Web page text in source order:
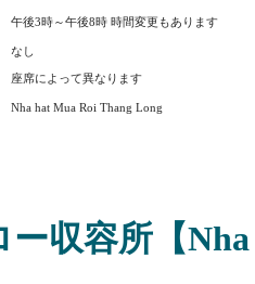
午後3時～午後8時 時間変更もあります
なし
座席によって異なります
Nha hat Mua Roi Thang Long
ー収容所【